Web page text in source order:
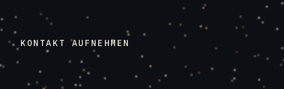
KONTAKT AUFNEHMEN